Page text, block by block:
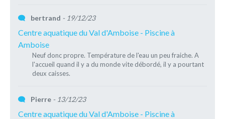
bertrand - 19/12/23
Centre aquatique du Val d'Amboise - Piscine à
Amboise
Neuf donc propre. Température de l'eau un peu fraiche. A
l'accueil quand il y a du monde vite débordé, il y a pourtant
deux caisses.
Pierre - 13/12/23
Centre aquatique du Val d'Amboise - Piscine à